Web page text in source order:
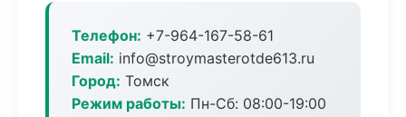
Телефон: +7-964-167-58-61
Email: info@stroymasterotde613.ru
Город: Томск
Режим работы: Пн-Сб: 08:00-19:00